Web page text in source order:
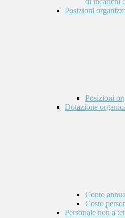
Posizioni
Posizioni
Dotazione
Conto
Costo
Personale non a